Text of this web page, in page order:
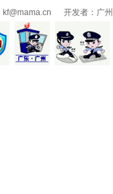
kf@mama.cn 开发者：广